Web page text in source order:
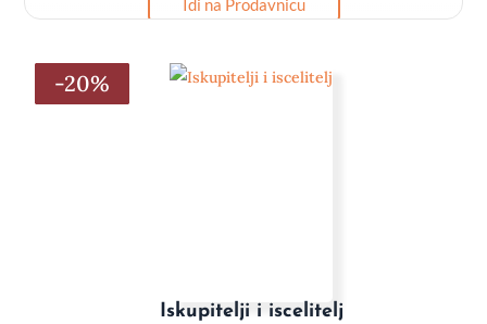
Idi na Prodavnicu
-20%
Iskupitelji i iscelitelj
-20%
-20%
-20%
-20%
-20%